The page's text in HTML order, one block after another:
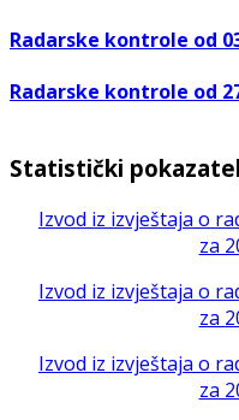
Radarske kontrole od
Radarske kontrole od
Statistički
Izvod iz izvještaja o
za
Izvod iz izvještaja o
za
Izvod iz izvještaja o
za